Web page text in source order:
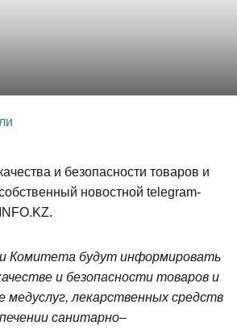
и безопасности товаров и
новостной telegram-
Комитета будут информировать
и безопасности товаров и
медуслуг, лекарственных средств
санитарно–